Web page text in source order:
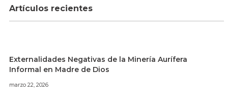
Artículos recientes
Externalidades Negativas de la Minería Aurífera
Informal en Madre de Dios
marzo 22, 2026